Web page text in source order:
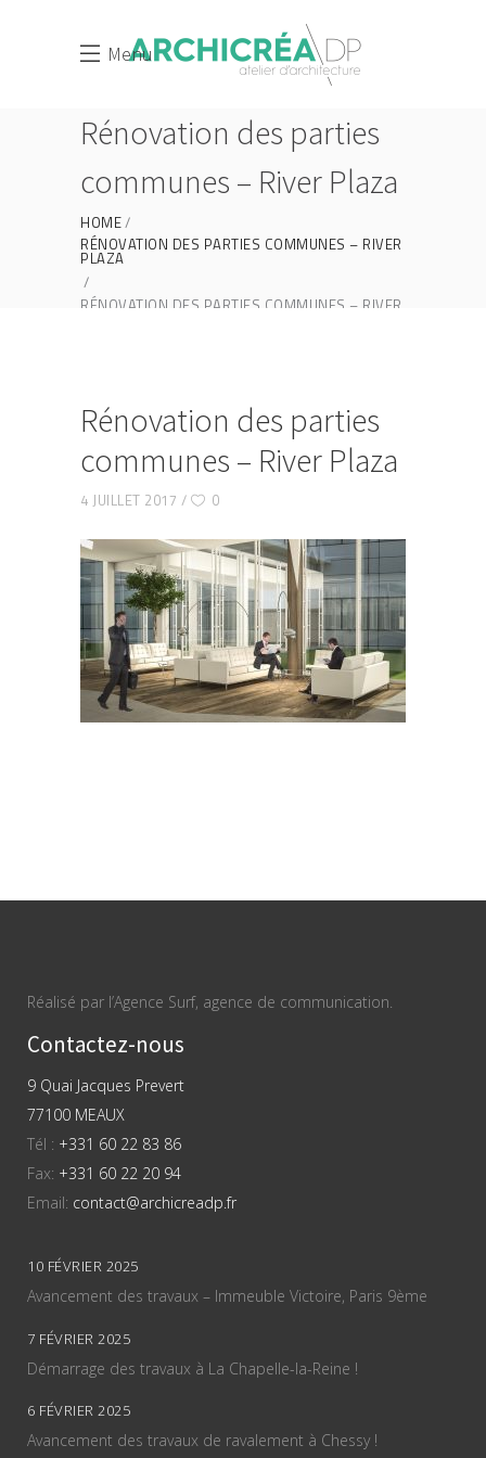
Menu
Rénovation des parties
communes – River Plaza
HOME
RÉNOVATION DES PARTIES COMMUNES – RIVER
PLAZA
RÉNOVATION DES PARTIES COMMUNES – RIVER
Rénovation des parties
communes – River Plaza
4 JUILLET 2017 0
Réalisé par l’Agence Surf, agence de communication.
Contactez-nous
9 Quai Jacques Prevert
77100 MEAUX
Tél : +331 60 22 83 86
Fax: +331 60 22 20 94
Email: contact@archicreadp.fr
10 FÉVRIER 2025
Avancement des travaux – Immeuble Victoire, Paris 9ème
7 FÉVRIER 2025
Démarrage des travaux à La Chapelle-la-Reine !
6 FÉVRIER 2025
Avancement des travaux de ravalement à Chessy !